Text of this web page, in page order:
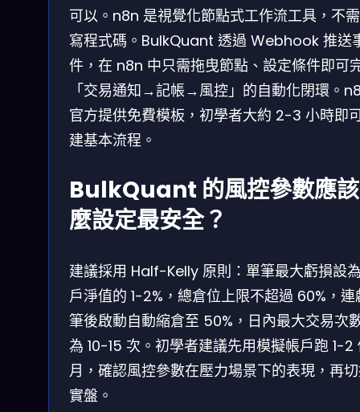
可以。n8n 是視覺化節點式工作流工具，不
寫程式碼。BulkQuant 透過 Webhook 推送
件，在 n8n 中只需拖曳節點、設定條件即可
「交易通知→記帳→風控」的自動化閉環。
官方提供免費模板，初學者大約 2-3 小時即
建基本流程。
BulkQuant 的風控參數應
麼設定最安全？
建議採用 Half-Kelly 原則：單筆最大虧損設
戶淨值的 1-2%，總倉位上限不超過 60%，連
筆後啟動自動縮倉至 50%，日內最大交易次
為 10-15 次。初學者建議先用模擬帳戶跑 1-2
月，確認風控參數在壓力場景下的表現，再
實盤。